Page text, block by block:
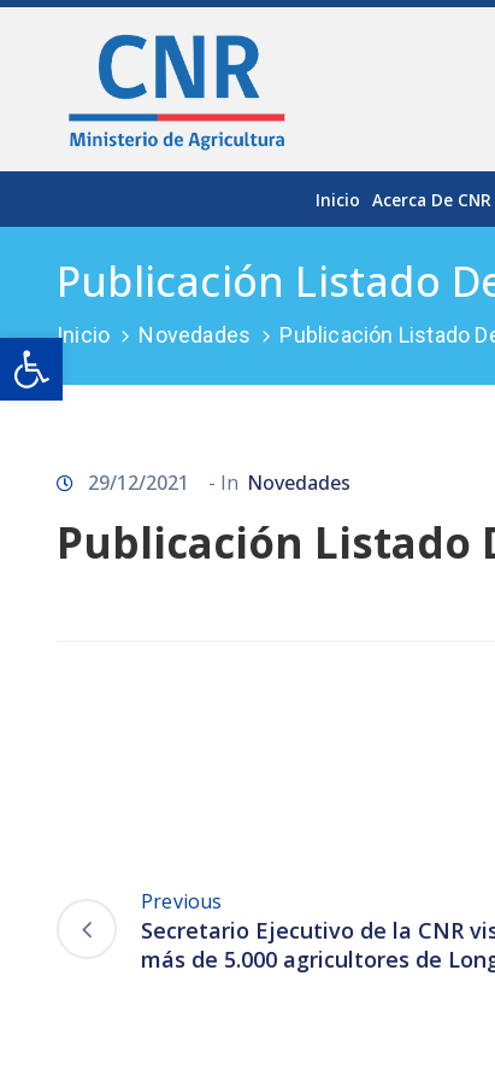
Open toolbar
Inicio Acerca De CNR
Publicación Listado
Inicio Novedades Publicación Listado
29/12/2021 - In Novedades
Publicación Listado
Previous
Secretario Ejecutivo de la CNR
más de 5.000 agricultores de